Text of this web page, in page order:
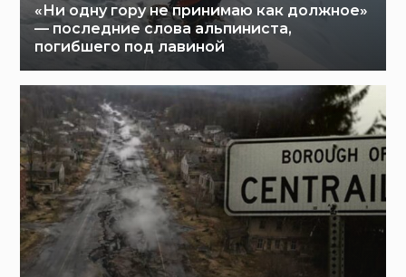
«Ни одну гору не принимаю как должное»
— последние слова альпиниста,
погибшего под лавиной